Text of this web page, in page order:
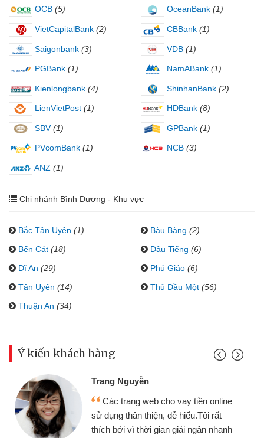
OCB (5) OceanBank (1)
VietCapitalBank (2) CBBank (1)
Saigonbank (3) VDB (1)
PGBank (1) NamABank (1)
Kienlongbank (4) ShinhanBank (2)
LienVietPost (1) HDBank (8)
SBV (1) GPBank (1)
PVcomBank (1) NCB (3)
ANZ (1)
Chi nhánh Bình Dương - Khu vực
Bắc Tân Uyên (1) Bàu Bàng (2)
Bến Cát (18) Dầu Tiếng (6)
Dĩ An (29) Phú Giáo (6)
Tân Uyên (14) Thủ Dầu Một (56)
Thuận An (34)
Ý kiến khách hàng
Trang Nguyễn
Các trang web cho vay tiền online
sử dụng thân thiện, dễ hiểu.Tôi rất
thích bởi vì thời gian giải ngân nhanh